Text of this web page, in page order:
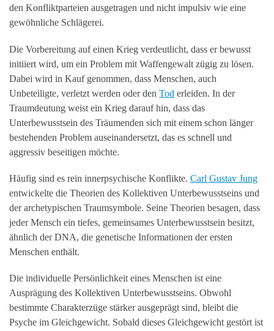
den Konfliktparteien ausgetragen und nicht impulsiv wie eine
gewöhnliche Schlägerei.
Die Vorbereitung auf einen Krieg verdeutlicht, dass er bewusst
initiiert wird, um ein Problem mit Waffengewalt zügig zu lösen.
Dabei wird in Kauf genommen, dass Menschen, auch
Unbeteiligte, verletzt werden oder den Tod erleiden. In der
Traumdeutung weist ein Krieg darauf hin, dass das
Unterbewusstsein des Träumenden sich mit einem schon länger
bestehenden Problem auseinandersetzt, das es schnell und
aggressiv beseitigen möchte.
Häufig sind es rein innerpsychische Konflikte. Carl Gustav Jung
entwickelte die Theorien des Kollektiven Unterbewusstseins und
der archetypischen Traumsymbole. Seine Theorien besagen, dass
jeder Mensch ein tiefes, gemeinsames Unterbewusstsein besitzt,
ähnlich der DNA, die genetische Informationen der ersten
Menschen enthält.
Die individuelle Persönlichkeit eines Menschen ist eine
Ausprägung des Kollektiven Unterbewusstseins. Obwohl
bestimmte Charakterzüge stärker ausgeprägt sind, bleibt die
Psyche im Gleichgewicht. Sobald dieses Gleichgewicht gestört ist